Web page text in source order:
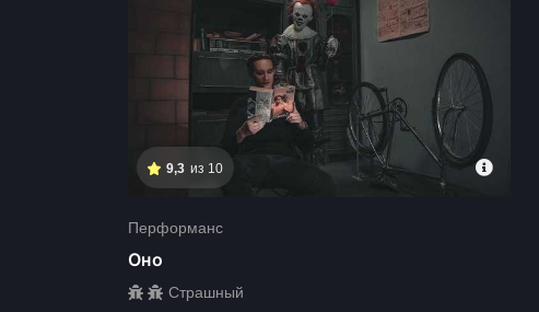
9,3 из 10
Перформанс
Оно
Страшный